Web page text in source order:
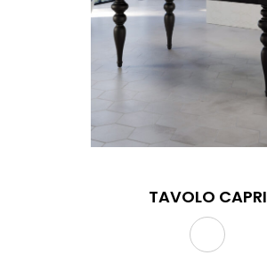
TAVOLO CAPRI